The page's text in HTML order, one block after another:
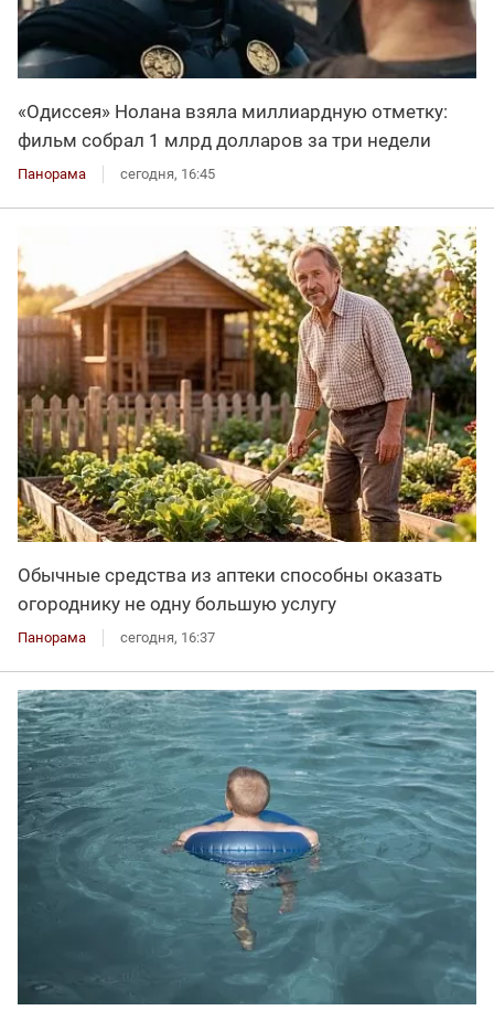
«Одиссея» Нолана взяла миллиардную отметку:
фильм собрал 1 млрд долларов за три недели
Панорама сегодня, 16:45
Обычные средства из аптеки способны оказать
огороднику не одну большую услугу
Панорама сегодня, 16:37